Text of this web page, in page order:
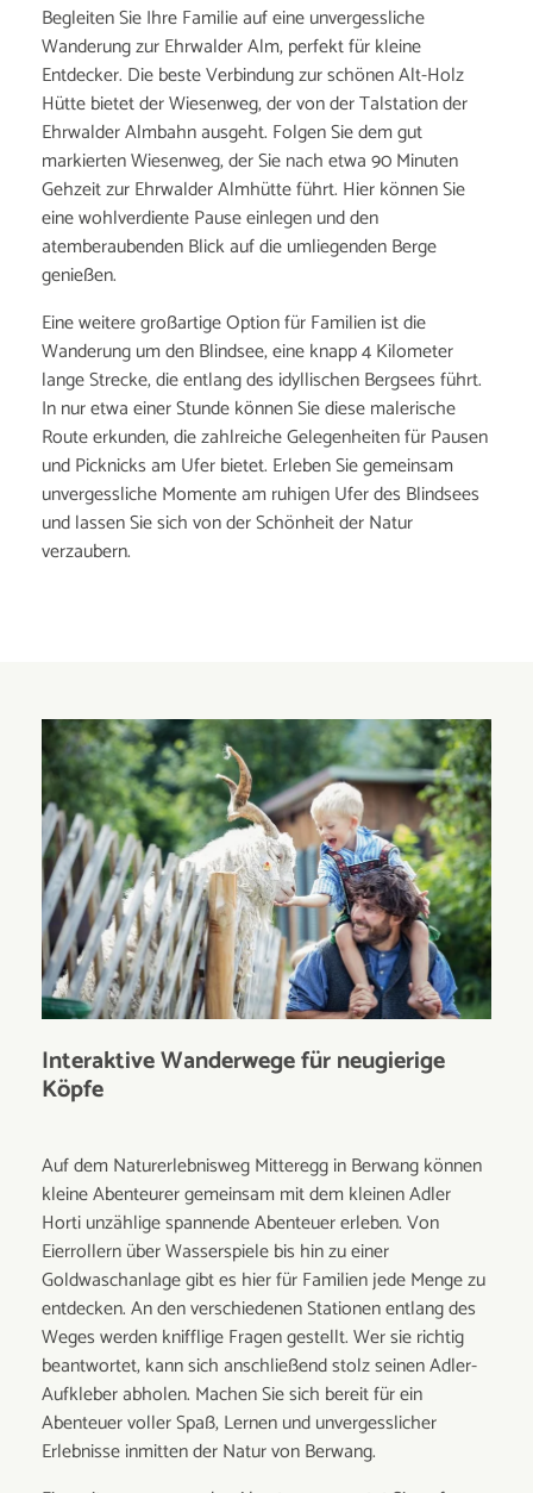
Begleiten Sie Ihre Familie auf eine unvergessliche
Wanderung zur Ehrwalder Alm, perfekt für kleine
Entdecker. Die beste Verbindung zur schönen Alt-Holz
Hütte bietet der Wiesenweg, der von der Talstation der
Ehrwalder Almbahn ausgeht. Folgen Sie dem gut
markierten Wiesenweg, der Sie nach etwa 90 Minuten
Gehzeit zur Ehrwalder Almhütte führt. Hier können Sie
eine wohlverdiente Pause einlegen und den
atemberaubenden Blick auf die umliegenden Berge
genießen.
Eine weitere großartige Option für Familien ist die
Wanderung um den Blindsee, eine knapp 4 Kilometer
lange Strecke, die entlang des idyllischen Bergsees führt.
In nur etwa einer Stunde können Sie diese malerische
Route erkunden, die zahlreiche Gelegenheiten für Pausen
und Picknicks am Ufer bietet. Erleben Sie gemeinsam
unvergessliche Momente am ruhigen Ufer des Blindsees
und lassen Sie sich von der Schönheit der Natur
verzaubern.
Interaktive Wanderwege für neugierige
Köpfe
Auf dem Naturerlebnisweg Mitteregg in Berwang können
kleine Abenteurer gemeinsam mit dem kleinen Adler
Horti unzählige spannende Abenteuer erleben. Von
Eierrollern über Wasserspiele bis hin zu einer
Goldwaschanlage gibt es hier für Familien jede Menge zu
entdecken. An den verschiedenen Stationen entlang des
Weges werden knifflige Fragen gestellt. Wer sie richtig
beantwortet, kann sich anschließend stolz seinen Adler-
Aufkleber abholen. Machen Sie sich bereit für ein
Abenteuer voller Spaß, Lernen und unvergesslicher
Erlebnisse inmitten der Natur von Berwang.